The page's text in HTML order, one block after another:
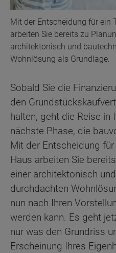
Mit der Entscheidung für ein
arbeiten Sie bereits zu
architektonisch und
Wohnlösung als Grundlage.
Sobald Sie die
den
halten, geht die Reise in
nächste Phase, die
Mit der Entscheidung
Haus arbeiten Sie
einer architektonisch
durchdachten
nun nach Ihren
werden kann. Es geht
nur was den Grundriss
Erscheinung Ihres